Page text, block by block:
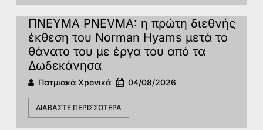
ΠΝΕΥΜΑ PNEVMA: η πρώτη διεθνής
έκθεση του Norman Hyams μετά το
θάνατο του με έργα του από τα
Δωδεκάνησα
Πατμιακά Χρονικά 04/08/2026
ΔΙΑΒΆΣΤΕ ΠΕΡΙΣΣΌΤΕΡΑ